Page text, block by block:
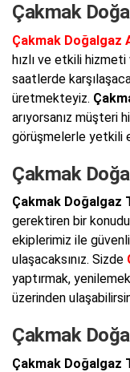
Çakmak
Çakmak Doğalgaz
hızlı ve etkili
saatlerde
üretmekteyiz.
arıyorsanız müşteri
görüşmelerle yetkili
Çakmak
Çakmak Doğalgaz
gerektiren bir
ekiplerimiz ile
ulaşacaksınız. Sizde
yaptırmak,
üzerinden
Çakmak
Çakmak Doğalgaz